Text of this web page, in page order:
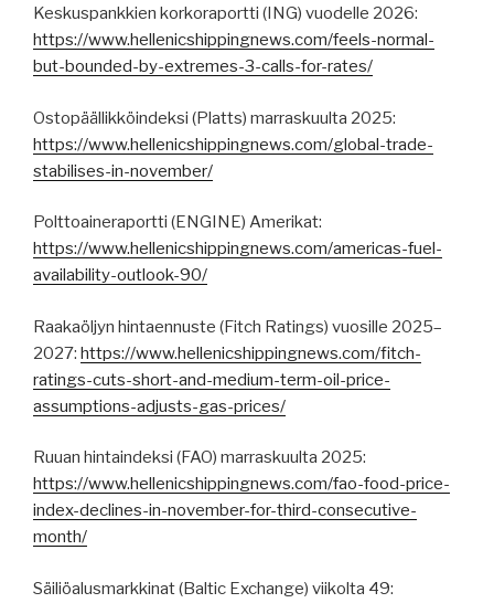
Keskuspankkien korkoraportti (ING) vuodelle 2026:
https://www.hellenicshippingnews.com/feels-normal-
but-bounded-by-extremes-3-calls-for-rates/
Ostopäällikköindeksi (Platts) marraskuulta 2025:
https://www.hellenicshippingnews.com/global-trade-
stabilises-in-november/
Polttoaineraportti (ENGINE) Amerikat:
https://www.hellenicshippingnews.com/americas-fuel-
availability-outlook-90/
Raakaöljyn hintaennuste (Fitch Ratings) vuosille 2025–
2027: https://www.hellenicshippingnews.com/fitch-
ratings-cuts-short-and-medium-term-oil-price-
assumptions-adjusts-gas-prices/
Ruuan hintaindeksi (FAO) marraskuulta 2025:
https://www.hellenicshippingnews.com/fao-food-price-
index-declines-in-november-for-third-consecutive-
month/
Säiliöalusmarkkinat (Baltic Exchange) viikolta 49: